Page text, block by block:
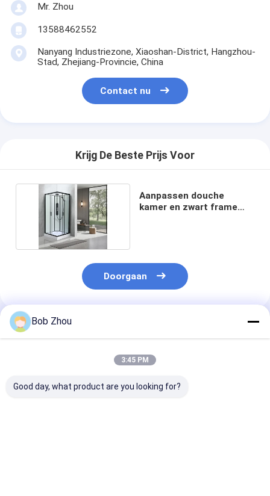
Mr. Zhou
13588462552
Nanyang Industriezone, Xiaoshan-District, Hangzhou-
Stad, Zhejiang-Provincie, China
Contact nu
Krijg De Beste Prijs Voor
Aanpassen douche
kamer en zwart frame
Doorgaan
Geadviseerde Producten
Bob Zhou
3:45 PM
Good day, what product are you looking for?